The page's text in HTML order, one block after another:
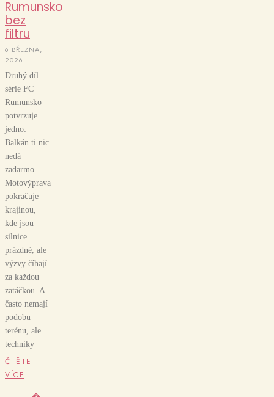
Rumunsko
bez
filtru
6 BŘEZNA,
2026
Druhý díl
série FC
Rumunsko
potvrzuje
jedno:
Balkán ti nic
nedá
zadarmo.
Motovýprava
pokračuje
krajinou,
kde jsou
silnice
prázdné, ale
výzvy číhají
za každou
zatáčkou. A
často nemají
podobu
terénu, ale
techniky
ČTĚTE
VÍCE